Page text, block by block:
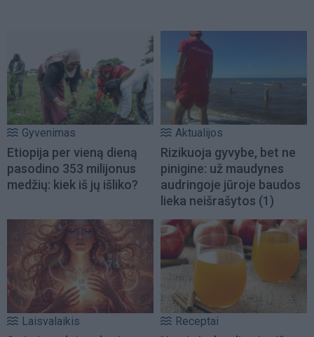
Gyvenimas
Etiopija per vieną dieną
pasodino 353 milijonus
medžių: kiek iš jų išliko?
Aktualijos
Rizikuoja gyvybe, bet ne
pinigine: už maudynes
audringoje jūroje baudos
lieka neišrašytos (1)
Laisvalaikis Receptai